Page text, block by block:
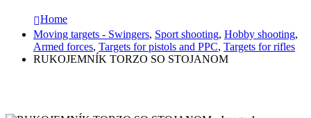
Home
Moving targets - Swingers, Sport shooting, Hobby shooting,
Armed forces, Targets for pistols and PPC, Targets for rifles
RUKOJEMNÍK TORZO SO STOJANOM